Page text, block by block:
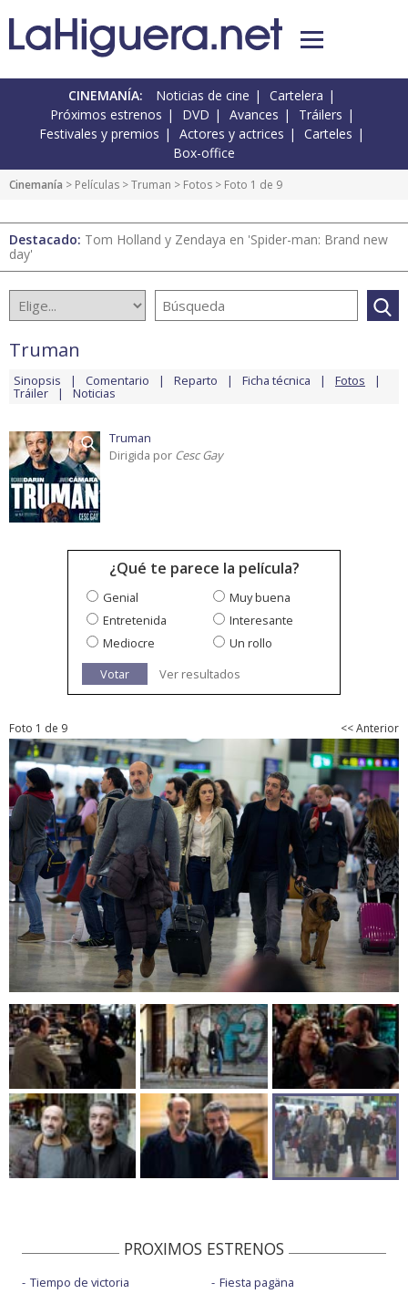
CINEMANÍA: Noticias de cine
Cartelera
Próximos estrenos
DVD Avances
Tráilers
Festivales y premios
Actores y actrices
Carteles
Box-office
Cinemanía > Películas >Truman > Fotos > Foto 1 de 9
Destacado: Tom Holland y Zendaya en 'Spider-man: Brand new
day'
Truman
Sinopsis Comentario Reparto Ficha técnica Fotos
Tráiler Noticias
Truman
Dirigida por Cesc Gay
¿Qué te parece la película?
Genial
Muy buena
Entretenida
Interesante
Mediocre
Un rollo
Votar
Ver resultados
Foto 1 de 9 << Anterior
PROXIMOS ESTRENOS
Tiempo de victoria
Fiesta pagäna